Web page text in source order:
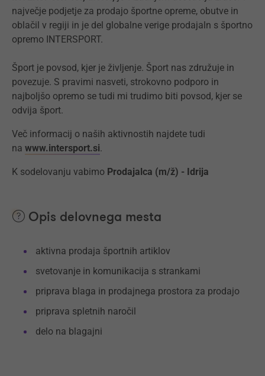
največje podjetje za prodajo športne opreme, obutve in
oblačil v regiji in je del globalne verige prodajaln s športno
opremo INTERSPORT.
Šport je povsod, kjer je življenje. Šport nas združuje in
povezuje. S pravimi nasveti, strokovno podporo in
najboljšo opremo se tudi mi trudimo biti povsod, kjer se
odvija šport.
Več informacij o naših aktivnostih najdete tudi
na www.intersport.si.
K sodelovanju vabimo Prodajalca (m/ž) - Idrija
Opis delovnega mesta
aktivna prodaja športnih artiklov
svetovanje in komunikacija s strankami
priprava blaga in prodajnega prostora za prodajo
priprava spletnih naročil
delo na blagajni